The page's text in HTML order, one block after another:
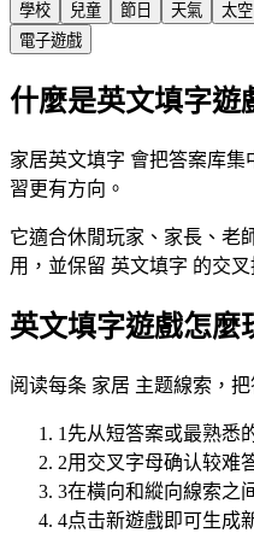
學校 兒童 節日 天氣 太空
電子遊戲
什麼是英文填字遊
家居英文填字 會把答案库
習更有方向。
它適合休閒玩家、家長、老
用，並保留 英文填字 的交叉
英文填字遊戲怎麼
阅读每条 家居 主题線索，
1 先从短答案或最熟悉
2用交叉字母确认较难
3在橫向和縱向線索之
4点击新遊戲即可生成